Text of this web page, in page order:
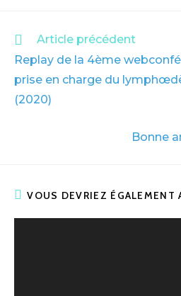
Article précédent
Replay de la 4ème
prise en charge du
(2020)
Bonne
VOUS DEVRIEZ ÉGALEMENT